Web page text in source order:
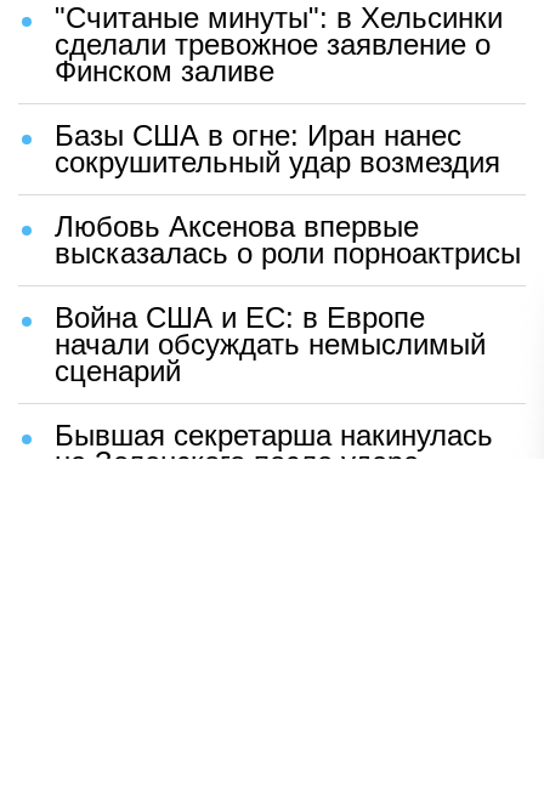
"Считаные минуты": в Хельсинки
сделали тревожное заявление о
Финском заливе
Базы США в огне: Иран нанес
сокрушительный удар возмездия
Любовь Аксенова впервые
высказалась о роли порноактрисы
Война США и ЕС: в Европе
начали обсуждать немыслимый
сценарий
Бывшая секретарша накинулась
на Зеленского после удара